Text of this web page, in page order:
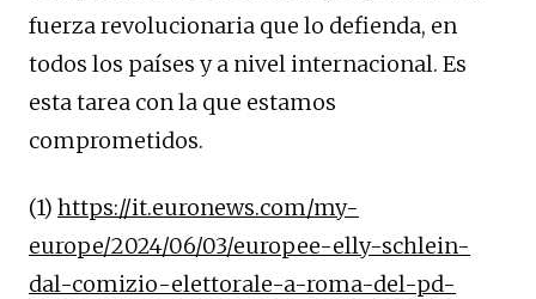
fuerza revolucionaria que lo defienda, en
todos los países y a nivel internacional. Es
esta tarea con la que estamos
comprometidos.
(1) https://it.euronews.com/my-
europe/2024/06/03/europee-elly-schlein-
dal-comizio-elettorale-a-roma-del-pd-